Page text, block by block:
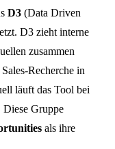
D3 (Data Driven
D3 zieht interne
zusammen
Recherche in
läuft das Tool bei
Diese Gruppe
als ihre